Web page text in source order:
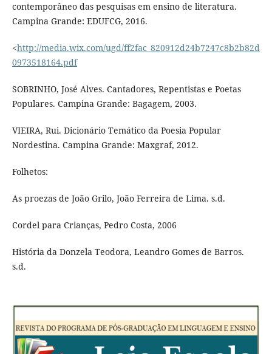
contemporâneo das pesquisas em ensino de literatura.
Campina Grande: EDUFCG, 2016.
<http://media.wix.com/ugd/ff2fac_820912d24b7247c8b2b82d
0973518164.pdf
SOBRINHO, José Alves. Cantadores, Repentistas e Poetas
Populares. Campina Grande: Bagagem, 2003.
VIEIRA, Rui. Dicionário Temático da Poesia Popular
Nordestina. Campina Grande: Maxgraf, 2012.
Folhetos:
As proezas de João Grilo, João Ferreira de Lima. s.d.
Cordel para Crianças, Pedro Costa, 2006
História da Donzela Teodora, Leandro Gomes de Barros.
s.d.